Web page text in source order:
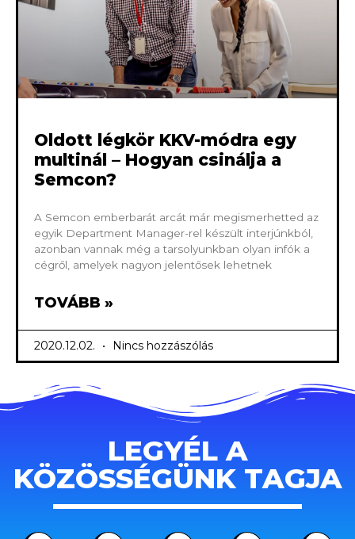
Oldott légkör KKV-módra egy
multinál – Hogyan csinálja a
Semcon?
A Semcon emberbarát arcát már megismerhetted az
egyik Department Manager-rel készült interjúnkból,
azonban vannak még a tarsolyunkban olyan infók a
cégről, amelyek nagyon jelentősek lehetnek
TOVÁBB »
2020.12.02. Nincs hozzászólás
LEGYÉL A
KÖZÖSSÉGÜNK TAGJA